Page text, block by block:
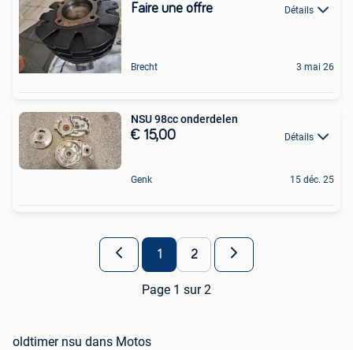
Faire une offre Détails
Brecht 3 mai 26
NSU 98cc onderdelen
€ 15,00 Détails
Genk 15 déc. 25
1 2
Page 1 sur 2
oldtimer nsu dans Motos